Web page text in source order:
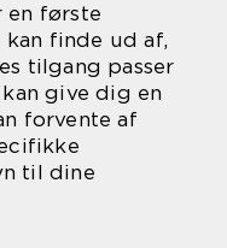
en første
kan finde ud af,
tilgang passer
give dig en
forvente af
til dine